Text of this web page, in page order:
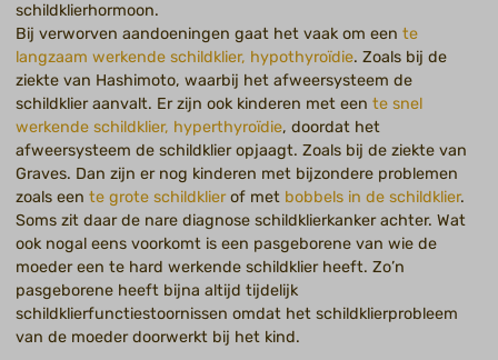
schildklierhormoon.
Bij verworven aandoeningen gaat het vaak om eente
langzaam werkende schildklier, hypothyroïdie. Zoals bij de
ziekte van Hashimoto, waarbij het afweersysteem de
schildklier aanvalt. Er zijn ook kinderen met eente snel
werkende schildklier, hyperthyroïdie, doordat het
afweersysteem de schildklier opjaagt. Zoals bij de ziekte van
Graves. Dan zijn er nog kinderen met bijzondere problemen
zoals eente grote schildklierof met bobbels in de schildklier.
Soms zit daar de nare diagnose schildklierkanker achter. Wat
ook nogal eens voorkomt is een pasgeborene van wie de
moeder een te hard werkende schildklier heeft. Zo’n
pasgeborene heeft bijna altijd tijdelijk
schildklierfunctiestoornissen omdat het schildklierprobleem
van de moeder doorwerkt bij het kind.